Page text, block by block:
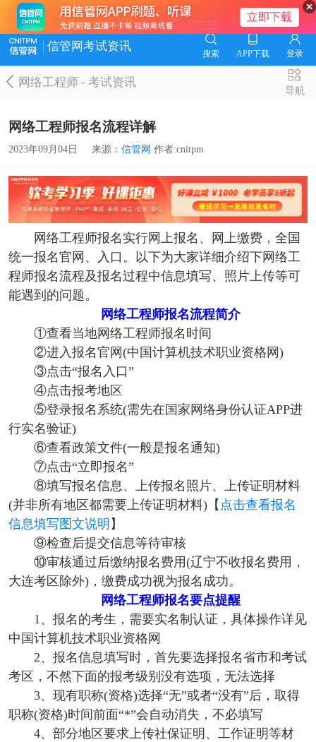
信管网考试资讯
搜索 APP下载 登录
网络工程师-考试资讯
导航
网络工程师报名流程详解
2023年09月04日 来源： 信管网 作者:cnitpm
网络工程师报名实行网上报名、网上缴费，全国
统一报名官网、入口。以下为大家详细介绍下网络工
程师报名流程及报名过程中信息填写、照片上传等可
能遇到的问题。
网络工程师报名流程简介
①查看当地网络工程师报名时间
②进入报名官网(中国计算机技术职业资格网)
③点击“报名入口”
④点击报考地区
⑤登录报名系统(需先在国家网络身份认证APP进
行实名验证)
⑥查看政策文件(一般是报名通知)
⑦点击“立即报名”
⑧填写报名信息、上传报名照片、上传证明材料
(并非所有地区都需要上传证明材料)【 点击查看报名
信息填写图文说明 】
⑨检查后提交信息等待审核
⑩审核通过后缴纳报名费用(辽宁不收报名费用，
大连考区除外)，缴费成功视为报名成功。
网络工程师报名要点提醒
1、报名的考生，需要实名制认证，具体操作详见
中国计算机技术职业资格网
2、报名信息填写时，首先要选择报名省市和考试
考区，不然下面的报考级别没有选项，无法选择
3、现有职称(资格)选择“无”或者“没有”后，取得
职称(资格)时间前面“*”会自动消失，不必填写
4、部分地区要求上传社保证明、工作证明等材